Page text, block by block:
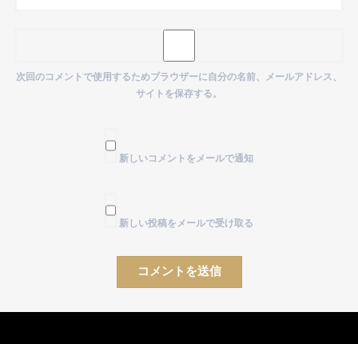
次回のコメントで使用するためブラウザーに自分の名前、メールアドレス、
サイトを保存する。
新しいコメントをメールで通知
新しい投稿をメールで受け取る